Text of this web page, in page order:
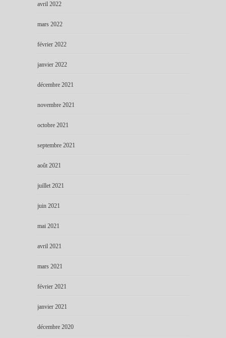
avril 2022
mars 2022
février 2022
janvier 2022
décembre 2021
novembre 2021
octobre 2021
septembre 2021
août 2021
juillet 2021
juin 2021
mai 2021
avril 2021
mars 2021
février 2021
janvier 2021
décembre 2020